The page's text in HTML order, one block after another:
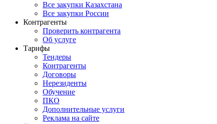
Все закупки Казахстана
Все закупки России
Контрагенты
Проверить контрагента
Об услуге
Тарифы
Тендеры
Контрагенты
Договоры
Нерезиденты
Обучение
ПКО
Дополнительные услуги
Реклама на сайте